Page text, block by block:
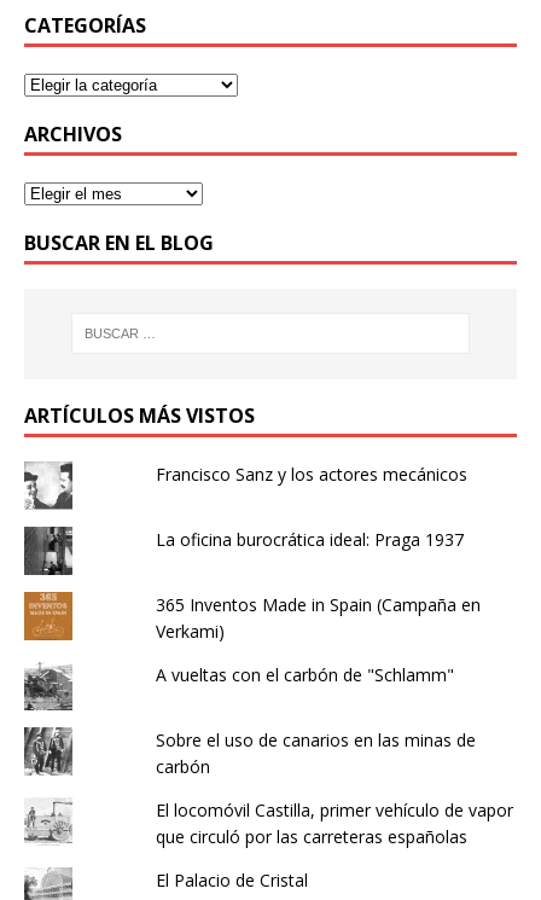
CATEGORÍAS
ARCHIVOS
BUSCAR EN EL BLOG
ARTÍCULOS MÁS VISTOS
Francisco Sanz y los actores mecánicos
La oficina burocrática ideal: Praga 1937
365 Inventos Made in Spain (Campaña en
Verkami)
A vueltas con el carbón de "Schlamm"
Sobre el uso de canarios en las minas de
carbón
El locomóvil Castilla, primer vehículo de vapor
que circuló por las carreteras españolas
El Palacio de Cristal